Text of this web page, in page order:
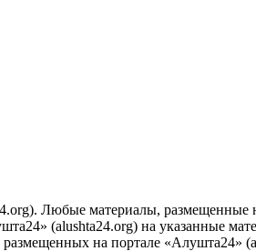
Любые материалы, размещенные
(alushta24.org) на указанные
на портале «Алушта24»